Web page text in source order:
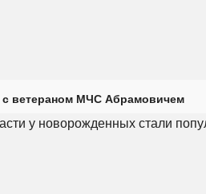
с ветераном МЧС Абрамовичем